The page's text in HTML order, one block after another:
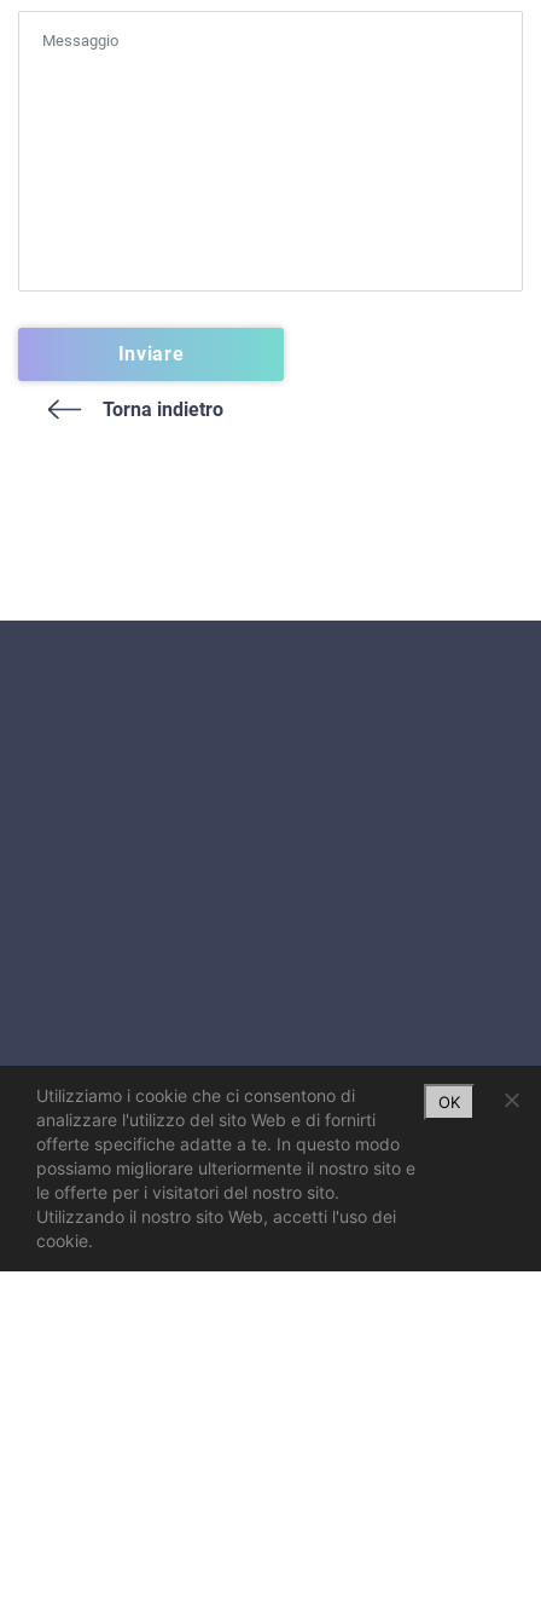
Torna indietro
Utilizziamo i cookie che ci consentono di
analizzare l'utilizzo del sito Web e di fornirti
offerte specifiche adatte a te. In questo modo
possiamo migliorare ulteriormente il nostro sito e
le offerte per i visitatori del nostro sito.
Utilizzando il nostro sito Web, accetti l'uso dei
cookie.
OK